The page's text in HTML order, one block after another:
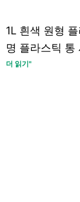
1L 흰색 원형
명 플라스틱 통
더 읽기"